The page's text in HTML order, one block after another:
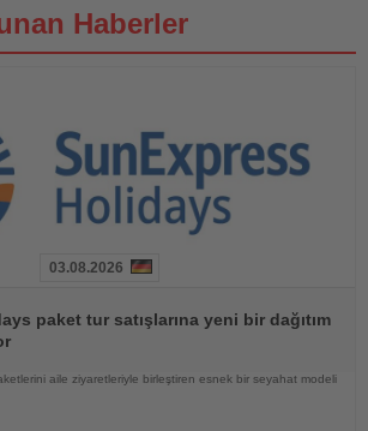
Haberler
03.08.2026
paket tur satışlarına yeni bir dağıtım
aile ziyaretleriyle birleştiren esnek bir seyahat modeli